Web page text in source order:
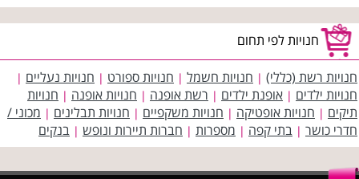
חנויות לפי תחום
חנויות רשת (כללי) | חנויות חשמל | חנויות ספורט | חנויות נעליים |
חנויות ילדים | אופנת ילדים | רשת אופנה | חנויות אופנה | חנויות
תיקים | חנויות אופטיקה | חנויות משקפיים | חנויות תבלינים | מכוני /
חדרי כושר | בתי קפה | מספרות | חברות תיירות ונופש | בנקים